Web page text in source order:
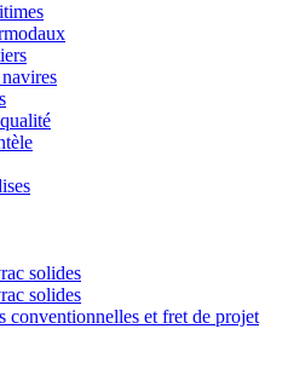
solides
solides
conventionnelles et fret de projet